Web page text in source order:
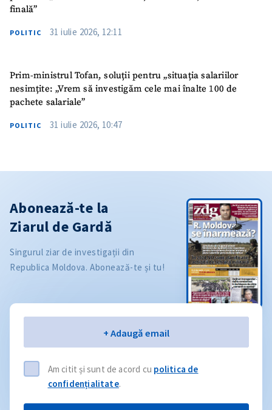
finală”
POLITIC 31 iulie 2026, 12:11
Prim-ministrul Tofan, soluții pentru „situația salariilor
nesimțite: „Vrem să investigăm cele mai înalte 100 de
pachete salariale”
POLITIC 31 iulie 2026, 10:47
Abonează-te la
Ziarul de Gardă
Singurul ziar de investigații din
Republica Moldova. Abonează-te și tu!
+ Adaugă email
Am citit și sunt de acord cu politica de
confidențialitate.